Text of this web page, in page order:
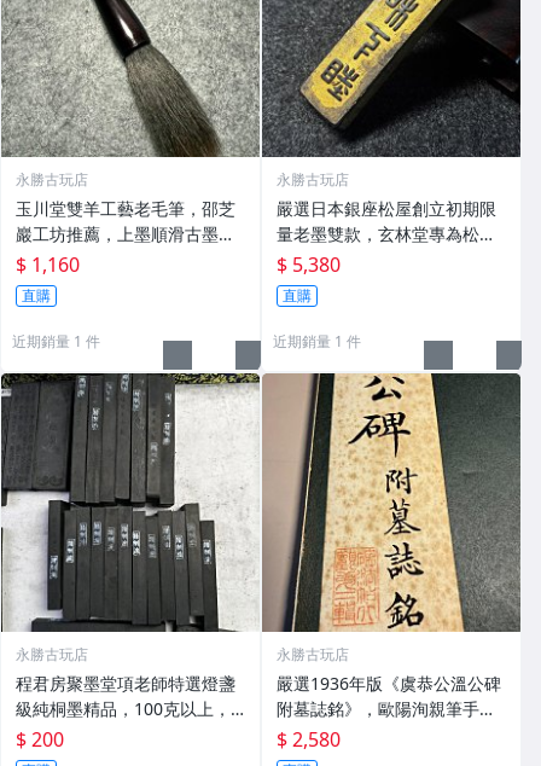
永勝古玩店
玉川堂雙羊工藝老毛筆，邵芝
巖工坊推薦，上墨順滑古墨專
用 老墨 冬青 老筆
$ 1,160
直購
近期銷量 1 件
永勝古玩店
嚴選日本銀座松屋創立初期限
量老墨雙款，玄林堂專為松屋
打造，重量22.5g，適合收藏
及品味民國時期古雅文化 文房
用具 民國古墨 收藏文玩
$ 5,380
直購
近期銷量 1 件
永勝古玩店
程君房聚墨堂項老師特選燈盞
級純桐墨精品，100克以上，
檀香墨質細膩黑亮 藍紫光放 檢
驗嚴選推薦 燈盞級墨 放藍紫光
$ 200
永勝古玩店
嚴選1936年版《虞恭公溫公碑
附墓誌銘》，歐陽洵親筆手
跡，典藏歷史與書法珍品 唐史
研究 碑刻藝術 田中和市版
$ 2,580